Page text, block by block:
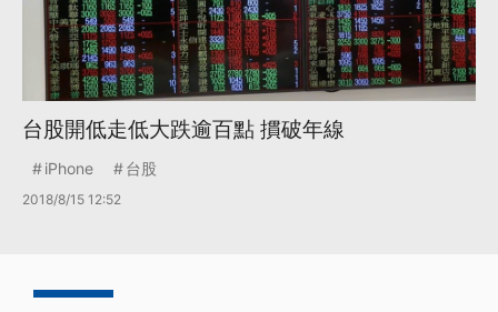
台股開低走低大跌逾百點 摜破年線
iPhone 台股
2018/8/15 12:52